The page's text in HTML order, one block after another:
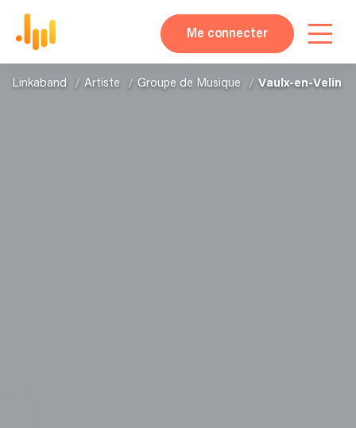
Me connecter
Linkaband Artiste Groupe de Musique Vaulx-en-Velin